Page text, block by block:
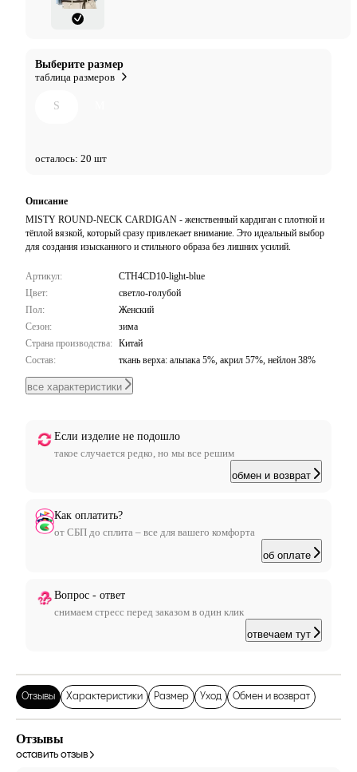
Выберите размер
таблица размеров
S
осталось: 20 шт
Описание
MISTY ROUND-NECK CARDIGAN - женственный кардиган с плотной и
тёплой вязкой, который сразу привлекает внимание. Это идеальный выбор
для создания изысканного и стильного образа без лишних усилий.
Артикул:
CTH4CD10-light-blue
Цвет:
светло-голубой
Пол:
Женский
Сезон:
зима
Страна производства: Китай
Состав:
ткань верха: альпака 5%, акрил 57%, нейлон 38%
все характеристики
Если изделие не подошло
такое случается редко, но мы все решим
обмен и возврат
Как оплатить?
от СБП до сплита – все для вашего комфорта
об оплате
Вопрос - ответ
снимаем стресс перед заказом в один клик
отвечаем тут
Отзывы Характеристики Размер Уход Обмен и возврат
Отзывы
оставить отзыв